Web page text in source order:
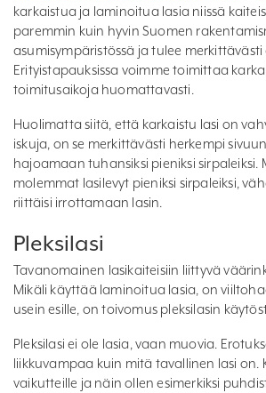
karkaistua ja laminoitua lasia niissä
paremmin kuin hyvin Suomen
asumisympäristössä ja tulee
Erityistapauksissa voimme toimittaa
toimitusaikoja huomattavasti.
Huolimatta siitä, että karkaistu lasi on
iskuja, on se merkittävästi herkempi
hajoamaan tuhansiksi pieniksi
molemmat lasilevyt pieniksi sirpaleiksi,
riittäisi irrottamaan lasin.
Pleksilasi
Tavanomainen lasikaiteisiin liittyvä
Mikäli käyttää laminoitua lasia, on
usein esille, on toivomus pleksilasin
Pleksilasi ei ole lasia, vaan muovia.
liikkuvampaa kuin mitä tavallinen lasi
vaikutteille ja näin ollen esimerkiksi